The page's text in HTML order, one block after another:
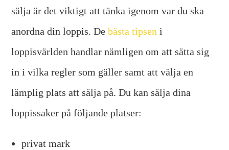
sälja är det viktigt att tänka igenom var du ska
anordna din loppis. Debästa tipsen i
loppisvärlden handlar nämligen om att sätta sig
in i vilka regler som gäller samt att välja en
lämplig plats att sälja på. Du kan sälja dina
loppissaker på följande platser:
privat mark